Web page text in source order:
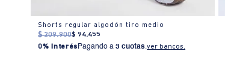
Shorts regular algodón tiro medio
$ 209.900$ 94.455
0% Interés Pagando a3 cuotas.ver bancos.